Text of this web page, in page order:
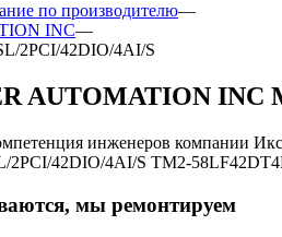
по производителю—
INC—
2PCI/42DIO/4AI/S
AUTOMATION INC
инженеров компании
42DIO/4AI/S TM2-
мы ремонтируем